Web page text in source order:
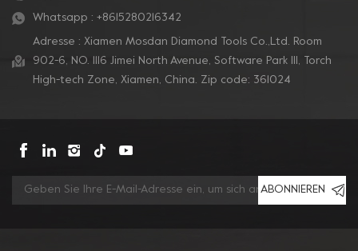
Whatsapp : +8615280216342
Adresse : Xiamen Mosdan Diamond Tools Co.,Ltd. Room
902-6, NO. 1116 Jimei North Avenue, Software Park Ill, Torch
High-tech Zone, Xiamen, China. Zip code: 361024
ABONNIEREN